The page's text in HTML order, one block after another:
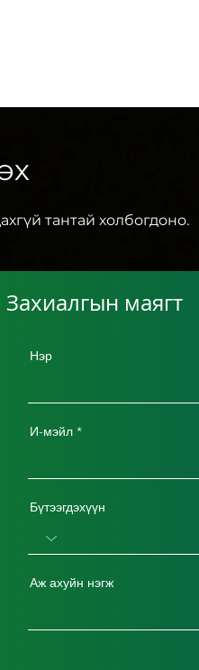
тантай холбогдоно.
Захиалгын маягт
Нэр
И-мэйл
Бүтээгдэхүүн
Аж ахуйн нэгж